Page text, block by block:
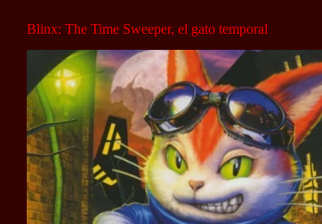
Blinx: The Time Sweeper, el gato temporal